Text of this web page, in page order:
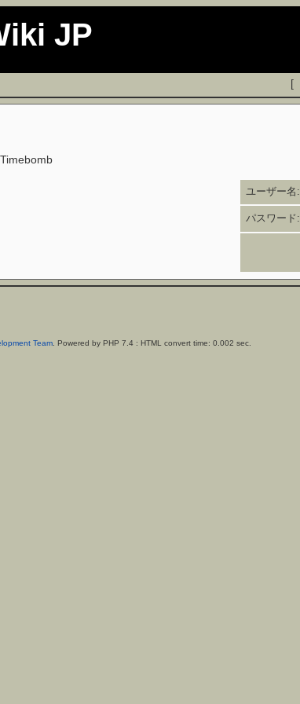
JP
[
ユーザー名:
パスワード:
Team. Powered by PHP 7.4 : HTML convert time: 0.002 sec.